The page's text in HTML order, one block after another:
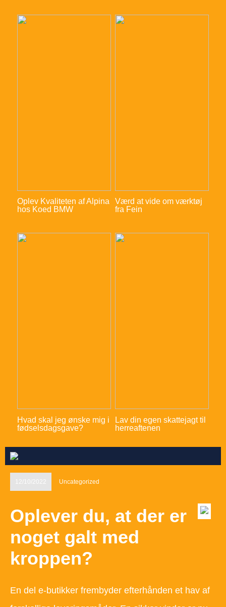
Oplev Kvaliteten af Alpina
hos Koed BMW
Værd at vide om værktøj
fra Fein
Hvad skal jeg ønske mig i
fødselsdagsgave?
Lav din egen skattejagt til
herreaftenen
12/10/2022 Uncategorized
Oplever du, at der er
noget galt med
kroppen?
En del e-butikker frembyder efterhånden et hav af